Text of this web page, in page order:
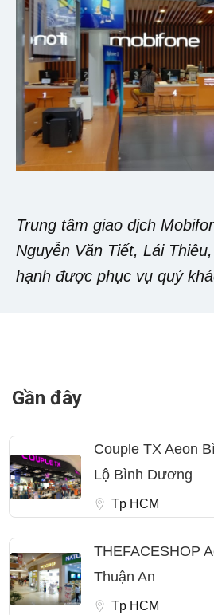
Trung tâm giao dịch
Nguyễn Văn Tiết, Lái
hạnh được phục vụ quý
Gần đây
Couple TX Aeon
Lộ Bình Dương
Tp HCM
THEFACESHOP
Thuận An
Tp HCM